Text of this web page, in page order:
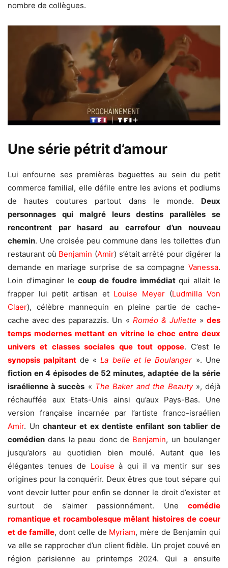
nombre de collègues.
Une série pétrit d’amour
Lui enfourne ses premières baguettes au sein du petit
commerce familial, elle défile entre les avions et podiums
de hautes coutures partout dans le monde. Deux
personnages qui malgré leurs destins parallèles se
rencontrent par hasard au carrefour d’un nouveau
chemin. Une croisée peu commune dans les toilettes d’un
restaurant où Benjamin (Amir) s’était arrêté pour digérer la
demande en mariage surprise de sa compagne Vanessa.
Loin d’imaginer le coup de foudre immédiat qui allait le
frapper lui petit artisan et Louise Meyer (Ludmilla Von
Claer), célèbre mannequin en pleine partie de cache-
cache avec des paparazzis. Un « Roméo & Juliette »des
temps modernes mettant en vitrine le choc entre deux
univers et classes sociales que tout oppose. C’est le
synopsis palpitant de « La belle et le Boulanger ». Une
fiction en 4 épisodes de 52 minutes, adaptée de la série
israélienne à succès « The Baker and the Beauty», déjà
réchauffée aux Etats-Unis ainsi qu’aux Pays-Bas. Une
version française incarnée par l’artiste franco-israélien
Amir. Unchanteuret ex dentisteenfilant son tablier de
comédien dans la peau donc de Benjamin, un boulanger
jusqu’alors au quotidien bien moulé. Autant que les
élégantes tenues de Louise à qui il va mentir sur ses
origines pour la conquérir. Deux êtres que tout sépare qui
vont devoir lutter pour enfin se donner le droit d’exister et
surtout de s’aimer passionnément. Une comédie
romantique et rocambolesque mêlant histoires de coeur
et de famille, dont celle de Myriam, mère de Benjamin qui
va elle se rapprocher d’un client fidèle. Un projet couvé en
région parisienne au printemps 2024. Qui a ensuite